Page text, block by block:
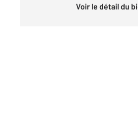
Voir le détail du